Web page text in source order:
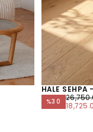
HALE SEHPA
%30
FIYAT